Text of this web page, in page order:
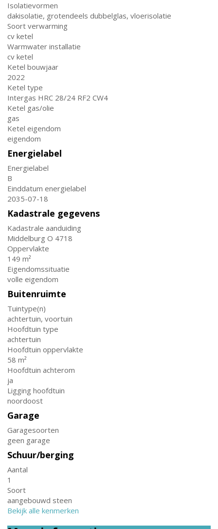
Isolatievormen
dakisolatie, grotendeels dubbelglas, vloerisolatie
Soort verwarming
cv ketel
Warmwater installatie
cv ketel
Ketel bouwjaar
2022
Ketel type
Intergas HRC 28/24 RF2 CW4
Ketel gas/olie
gas
Ketel eigendom
eigendom
Energielabel
Energielabel
B
Einddatum energielabel
2035-07-18
Kadastrale gegevens
Kadastrale aanduiding
Middelburg O 4718
Oppervlakte
149 m²
Eigendomssituatie
volle eigendom
Buitenruimte
Tuintype(n)
achtertuin, voortuin
Hoofdtuin type
achtertuin
Hoofdtuin oppervlakte
58 m²
Hoofdtuin achterom
ja
Ligging hoofdtuin
noordoost
Garage
Garagesoorten
geen garage
Schuur/berging
Aantal
1
Soort
aangebouwd steen
Bekijk alle kenmerken